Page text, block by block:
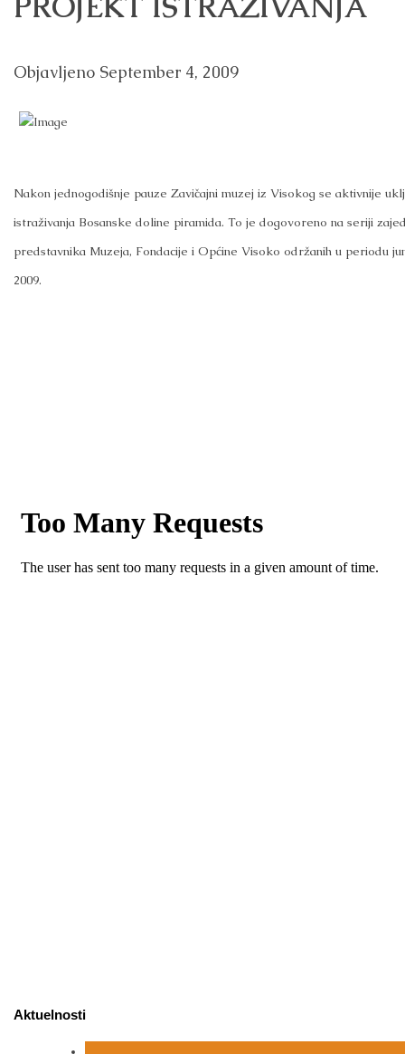
Objavljeno September 4, 2009
Nakon jednogodišnje pauze Zavičajni muzej iz Visokog se aktivnije
istraživanja Bosanske doline piramida. To je dogovoreno na seriji
predstavnika Muzeja, Fondacije i Općine Visoko održanih u periodu
2009.
Aktuelnosti